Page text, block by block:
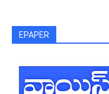
EPAPER